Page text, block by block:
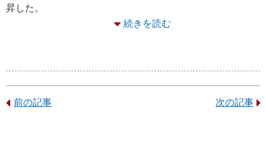
昇した。
続きを読む
前の記事 次の記事